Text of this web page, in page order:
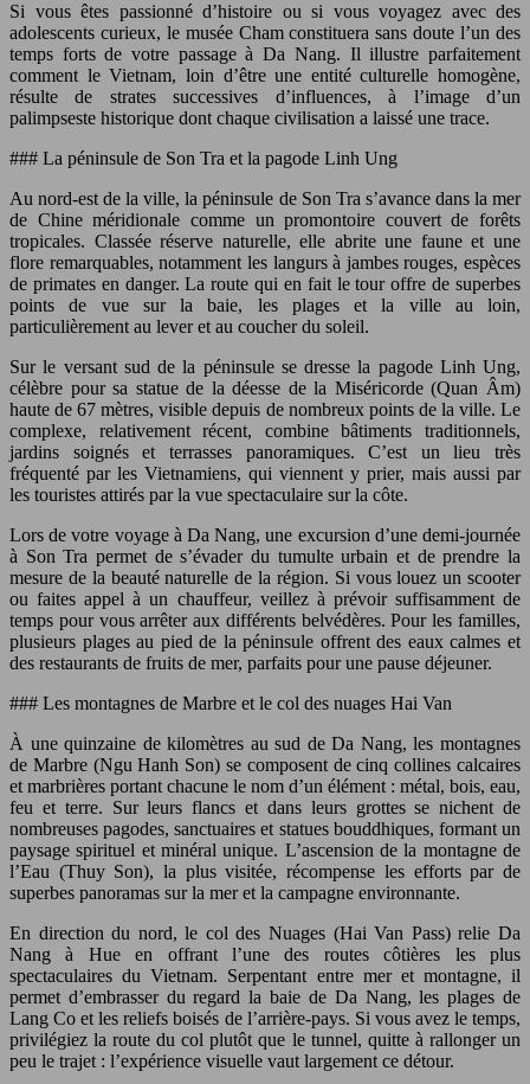
Si vous êtes passionné d’histoire ou si vous voyagez avec des
adolescents curieux, le musée Cham constituera sans doute l’un des
temps forts de votre passage à Da Nang. Il illustre parfaitement
comment le Vietnam, loin d’être une entité culturelle homogène,
résulte de strates successives d’influences, à l’image d’un
palimpseste historique dont chaque civilisation a laissé une trace.
### La péninsule de Son Tra et la pagode Linh Ung
Au nord-est de la ville, la péninsule de Son Tra s’avance dans la mer
de Chine méridionale comme un promontoire couvert de forêts
tropicales. Classée réserve naturelle, elle abrite une faune et une
flore remarquables, notamment les langurs à jambes rouges, espèces
de primates en danger. La route qui en fait le tour offre de superbes
points de vue sur la baie, les plages et la ville au loin,
particulièrement au lever et au coucher du soleil.
Sur le versant sud de la péninsule se dresse la pagode Linh Ung,
célèbre pour sa statue de la déesse de la Miséricorde (Quan Âm)
haute de 67 mètres, visible depuis de nombreux points de la ville. Le
complexe, relativement récent, combine bâtiments traditionnels,
jardins soignés et terrasses panoramiques. C’est un lieu très
fréquenté par les Vietnamiens, qui viennent y prier, mais aussi par
les touristes attirés par la vue spectaculaire sur la côte.
Lors de votre voyage à Da Nang, une excursion d’une demi-journée
à Son Tra permet de s’évader du tumulte urbain et de prendre la
mesure de la beauté naturelle de la région. Si vous louez un scooter
ou faites appel à un chauffeur, veillez à prévoir suffisamment de
temps pour vous arrêter aux différents belvédères. Pour les familles,
plusieurs plages au pied de la péninsule offrent des eaux calmes et
des restaurants de fruits de mer, parfaits pour une pause déjeuner.
### Les montagnes de Marbre et le col des nuages Hai Van
À une quinzaine de kilomètres au sud de Da Nang, les montagnes
de Marbre (Ngu Hanh Son) se composent de cinq collines calcaires
et marbrières portant chacune le nom d’un élément : métal, bois, eau,
feu et terre. Sur leurs flancs et dans leurs grottes se nichent de
nombreuses pagodes, sanctuaires et statues bouddhiques, formant un
paysage spirituel et minéral unique. L’ascension de la montagne de
l’Eau (Thuy Son), la plus visitée, récompense les efforts par de
superbes panoramas sur la mer et la campagne environnante.
En direction du nord, le col des Nuages (Hai Van Pass) relie Da
Nang à Hue en offrant l’une des routes côtières les plus
spectaculaires du Vietnam. Serpentant entre mer et montagne, il
permet d’embrasser du regard la baie de Da Nang, les plages de
Lang Co et les reliefs boisés de l’arrière-pays. Si vous avez le temps,
privilégiez la route du col plutôt que le tunnel, quitte à rallonger un
peu le trajet : l’expérience visuelle vaut largement ce détour.